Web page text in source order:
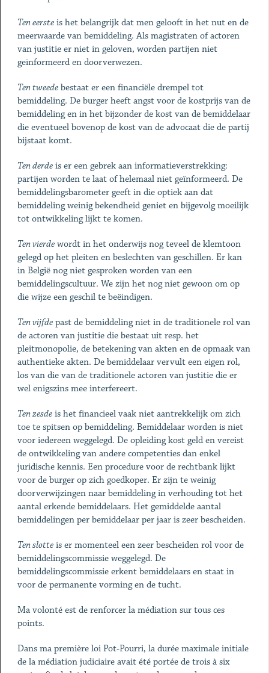
Ten eersteis het belangrijk dat men gelooft in het nut en de
meerwaarde van bemiddeling. Als magistraten of actoren
van justitie er niet in geloven, worden partijen niet
geïnformeerd en doorverwezen.
Ten tweedebestaat er een financiële drempel tot
bemiddeling. De burger heeft angst voor de kostprijs van de
bemiddeling en in het bijzonder de kost van de bemiddelaar
die eventueel bovenop de kost van de advocaat die de partij
bijstaat komt.
Ten derdeis er een gebrek aan informatieverstrekking:
partijen worden te laat of helemaal niet geïnformeerd. De
bemiddelingsbarometer geeft in die optiek aan dat
bemiddeling weinig bekendheid geniet en bijgevolg moeilijk
tot ontwikkeling lijkt te komen.
Ten vierdewordt in het onderwijs nog teveel de klemtoon
gelegd op het pleiten en beslechten van geschillen. Er kan
in België nog niet gesproken worden van een
bemiddelingscultuur. We zijn het nog niet gewoon om op
die wijze een geschil te beëindigen.
Ten vijfdepast de bemiddeling niet in de traditionele rol van
de actoren van justitie die bestaat uit resp. het
pleitmonopolie, de betekening van akten en de opmaak van
authentieke akten. De bemiddelaar vervult een eigen rol,
los van die van de traditionele actoren van justitie die er
wel enigszins mee interfereert.
Ten zesdeis het financieel vaak niet aantrekkelijk om zich
toe te spitsen op bemiddeling. Bemiddelaar worden is niet
voor iedereen weggelegd. De opleiding kost geld en vereist
de ontwikkeling van andere competenties dan enkel
juridische kennis. Een procedure voor de rechtbank lijkt
voor de burger op zich goedkoper. Er zijn te weinig
doorverwijzingen naar bemiddeling in verhouding tot het
aantal erkende bemiddelaars. Het gemiddelde aantal
bemiddelingen per bemiddelaar per jaar is zeer bescheiden.
Ten slotteis er momenteel een zeer bescheiden rol voor de
bemiddelingscommissie weggelegd. De
bemiddelingscommissie erkent bemiddelaars en staat in
voor de permanente vorming en de tucht.
Ma volonté est de renforcer la médiation sur tous ces
points.
Dans ma première loi Pot-Pourri, la durée maximale initiale
de la médiation judiciaire avait été portée de trois à six